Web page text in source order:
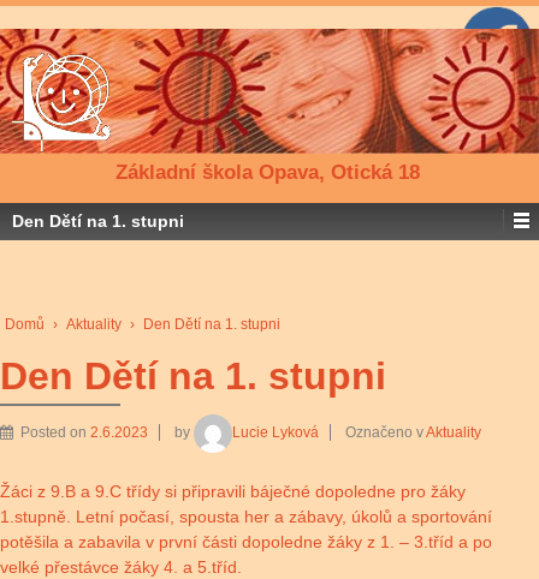
Základní škola Opava, Otická 18
Den Dětí na 1. stupni
Domů › Aktuality › Den Dětí na 1. stupni
Den Dětí na 1. stupni
Posted on 2.6.2023 by Lucie Lyková Označeno vAktuality
Žáci z 9.B a 9.C třídy si připravili báječné dopoledne pro žáky
1.stupně. Letní počasí, spousta her a zábavy, úkolů a sportování
potěšila a zabavila v první části dopoledne žáky z 1. – 3.tříd a po
velké přestávce žáky 4. a 5.tříd.